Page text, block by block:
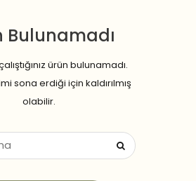
Bulunamadı
ürün bulunamadı.
sona erdiği için kaldırılmış
olabilir.